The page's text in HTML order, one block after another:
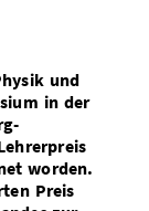
und
in der
worden.
Preis